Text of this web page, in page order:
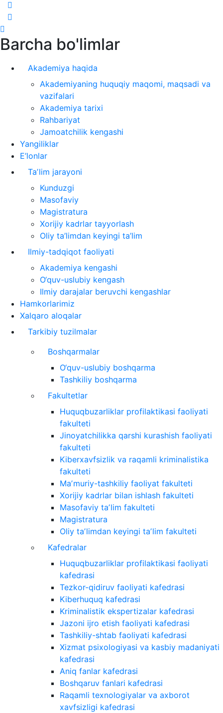
Barcha bo'limlar
Akademiya haqida
Akademiyaning huquqiy maqomi, maqsadi va
vazifalari
Akademiya tarixi
Rahbariyat
Jamoatchilik kengashi
Yangiliklar
E’lonlar
Taʼlim jarayoni
Kunduzgi
Masofaviy
Magistratura
Xorijiy kadrlar tayyorlash
Oliy ta’limdan keyingi ta’lim
Ilmiy-tadqiqot faoliyati
Akademiya kengashi
O‘quv-uslubiy kengash
Ilmiy darajalar beruvchi kengashlar
Hamkorlarimiz
Xalqaro aloqalar
Tarkibiy tuzilmalar
Boshqarmalar
O‘quv-uslubiy boshqarma
Tashkiliy boshqarma
Fakultetlar
Huquqbuzarliklar profilaktikasi faoliyati
fakulteti
Jinoyatchilikka qarshi kurashish faoliyati
fakulteti
Kiberxavfsizlik va raqamli kriminalistika
fakulteti
Maʼmuriy-tashkiliy faoliyat fakulteti
Xorijiy kadrlar bilan ishlash fakulteti
Masofaviy taʼlim fakulteti
Magistratura
Oliy taʼlimdan keyingi taʼlim fakulteti
Kafedralar
Huquqbuzarliklar profilaktikasi faoliyati
kafedrasi
Tezkor-qidiruv faoliyati kafedrasi
Kiberhuquq kafedrasi
Kriminalistik ekspertizalar kafedrasi
Jazoni ijro etish faoliyati kafedrasi
Tashkiliy-shtab faoliyati kafedrasi
Xizmat psixologiyasi va kasbiy madaniyati
kafedrasi
Aniq fanlar kafedrasi
Boshqaruv fanlari kafedrasi
Raqamli texnologiyalar va axborot
xavfsizligi kafedrasi